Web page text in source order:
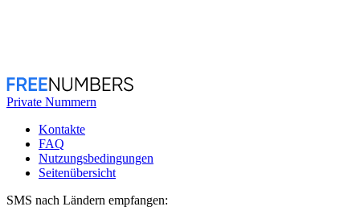
Private Nummern
Kontakte
FAQ
Nutzungsbedingungen
Seitenübersicht
SMS nach Ländern empfangen: